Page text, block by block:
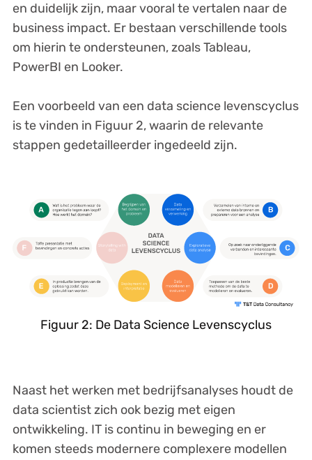
en duidelijk zijn, maar vooral te vertalen naar de
business impact. Er bestaan verschillende tools
om hierin te ondersteunen, zoals Tableau,
PowerBI en Looker.
Een voorbeeld van een data science levenscyclus
is te vinden in Figuur 2, waarin de relevante
stappen gedetailleerder ingedeeld zijn.
Figuur 2: De Data Science Levenscyclus
Naast het werken met bedrijfsanalyses houdt de
data scientist zich ook bezig met eigen
ontwikkeling. IT is continu in beweging en er
komen steeds modernere complexere modellen